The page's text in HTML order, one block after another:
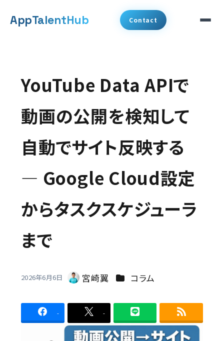
メ
AppTalentHub Contact
代表挨拶
事例
コラム
お知らせ
会社概要
Contact
YouTube Data APIで
動画の公開を検知して
自動でサイト反映する
― Google Cloud設定
からタスクスケジューラ
まで
2026年6月6日
著
者
宮崎翼 カテゴリー
コラム
- -